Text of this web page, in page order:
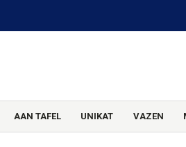
AAN TAFEL UNIKAT VAZEN